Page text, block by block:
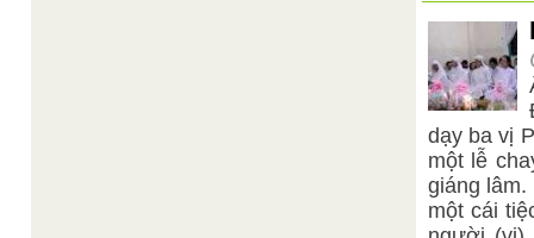
dạy ba vị
một lễ
giáng
một cái